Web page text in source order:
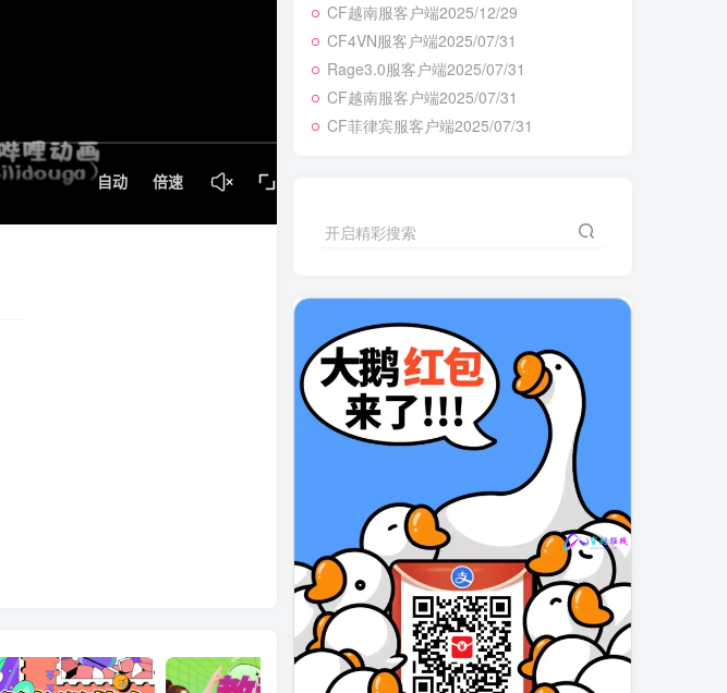
CF越南服客户端2025/12/29
CF4VN服客户端2025/07/31
Rage3.0服客户端2025/07/31
CF越南服客户端2025/07/31
CF菲律宾服客户端2025/07/31
开启精彩搜索